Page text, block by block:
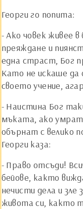
Георги го попита:
- Ако човек живее в
преяждане и
една страст, Бог
Като не искаше да
своето учение,
- Наистина Бог
мъката, ако умрат
обърнат с велико
Георги каза:
- Право отсъди!
бейове, както
нечисти дела и зле
живота си, както